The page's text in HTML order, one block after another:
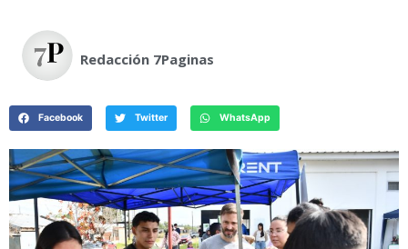
Redacción 7Paginas
Facebook Twitter WhatsApp